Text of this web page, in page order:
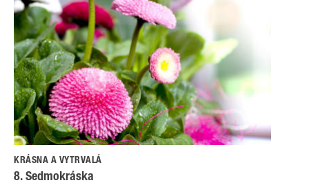
KRÁSNA A VYTRVALÁ
8. Sedmokráska